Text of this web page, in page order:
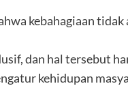
kebahagiaan
dan hal tersebut
kehidupan